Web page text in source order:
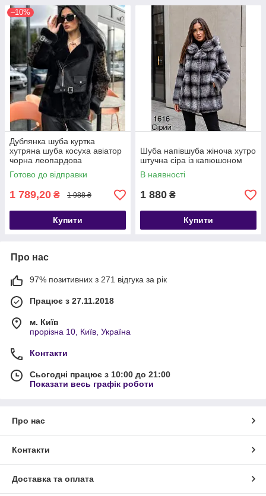
–10%
Дублянка шуба куртка
хутряна шуба косуха авіатор
чорна леопардова
Готово до відправки
1 789,20 ₴ 1 988 ₴
Купити
Шуба напівшуба жіноча хутро
штучна сіра із капюшоном
В наявності
1 880 ₴
Купити
Про нас
97% позитивних з 271 відгука за рік
Працює з 27.11.2018
м. Київ
прорізна 10, Київ, Україна
Контакти
Сьогодні працює з 10:00 до 21:00
Показати весь графік роботи
Про нас
Контакти
Доставка та оплата